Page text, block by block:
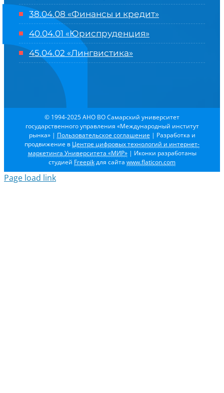
38.04.08 «Финансы и кредит»
40.04.01 «Юриспруденция»
45.04.02 «Лингвистика»
© 1994-2025 АНО ВО Самарский университет
государственного управления «Международный институт
рынка» | Пользовательское соглашение | Разработка и
продвижение в Центре цифровых технологий и интернет-
маркетинга Университета «МИР»| Иконки разработаны
студией Freepikдля сайта www.flaticon.com
Page load link